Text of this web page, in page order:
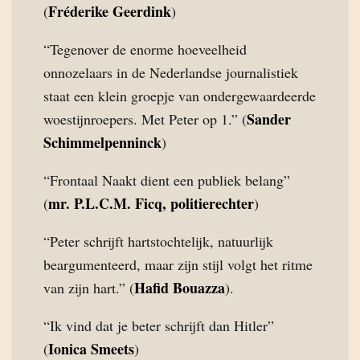
(Fréderike Geerdink)
“Tegenover de enorme hoeveelheid
onnozelaars in de Nederlandse journalistiek
staat een klein groepje van ondergewaardeerde
woestijnroepers. Met Peter op 1.” (Sander
Schimmelpenninck)
“Frontaal Naakt dient een publiek belang”
(mr. P.L.C.M. Ficq, politierechter)
“Peter schrijft hartstochtelijk, natuurlijk
beargumenteerd, maar zijn stijl volgt het ritme
van zijn hart.” (Hafid Bouazza).
“Ik vind dat je beter schrijft dan Hitler”
(Ionica Smeets)